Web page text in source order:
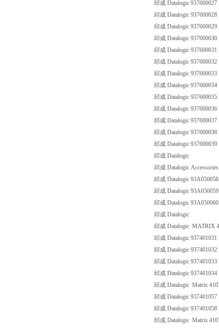
邱成 Datalogic
邱成 Datalogic
邱成 Datalogic
邱成 Datalogic
邱成 Datalogic
邱成 Datalogic
邱成 Datalogic
邱成 Datalogic
邱成 Datalogic
邱成 Datalogic
邱成 Datalogic
邱成 Datalogic
邱成 Datalogic
邱成 Datalogic
邱成 Datalogic
邱成 Datalogic
邱成 Datalogic
邱成 Datalogic
邱成 Datalogic
邱成 Datalogic MATRIX
邱成 Datalogic
邱成 Datalogic
邱成 Datalogic
邱成 Datalogic
邱成 Datalogic Matrix
邱成 Datalogic
邱成 Datalogic
邱成 Datalogic Matrix